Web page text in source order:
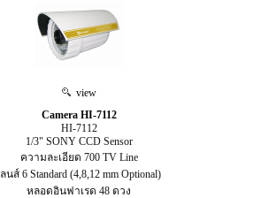
view
Camera HI-7112
HI-7112
1/3" SONY CCD Sensor
ความละเอียด 700 TV Line
ลนส์ 6 Standard (4,8,12 mm Optional)
หลอดอินฟาเรด 48 ดวง